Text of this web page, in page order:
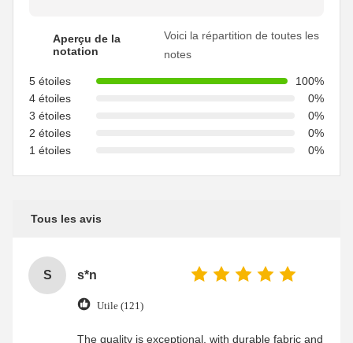
Aperçu de la
notation
Voici la répartition de toutes les
notes
5 étoiles
100%
4 étoiles
0%
3 étoiles
0%
2 étoiles
0%
1 étoiles
0%
Tous les avis
S s*n
Utile (121)
The quality is exceptional, with durable fabric and